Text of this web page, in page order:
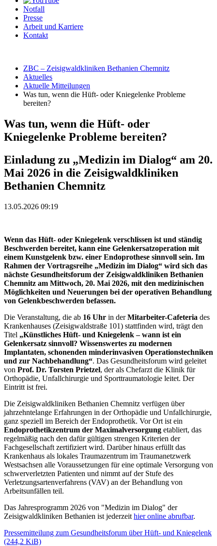
Notfall
Presse
Arbeit und Karriere
Kontakt
ZBC – Zeisigwaldkliniken Bethanien Chemnitz
Aktuelles
Aktuelle Mitteilungen
Was tun, wenn die Hüft- oder Kniegelenke Probleme
bereiten?
Was tun, wenn die Hüft- oder
Kniegelenke Probleme bereiten?
Einladung zu „Medizin im Dialog“ am 20.
Mai 2026 in die Zeisigwaldkliniken
Bethanien Chemnitz
13.05.2026 09:19
Wenn das Hüft- oder Kniegelenk verschlissen ist und ständig
Beschwerden bereitet, kann eine Gelenkersatzoperation mit
einem Kunstgelenk bzw. einer Endoprothese sinnvoll sein. Im
Rahmen der Vortragsreihe „Medizin im Dialog“ wird sich das
nächste Gesundheitsforum der Zeisigwaldkliniken Bethanien
Chemnitz am Mittwoch, 20. Mai 2026, mit den medizinischen
Möglichkeiten und Neuerungen bei der operativen Behandlung
von Gelenkbeschwerden befassen.
Die Veranstaltung, die ab 16 Uhr in derMitarbeiter-Cafeteria des
Krankenhauses (Zeisigwaldstraße 101) stattfinden wird, trägt den
Titel „Künstliches Hüft- und Kniegelenk – wann ist ein
Gelenkersatz sinnvoll? Wissenswertes zu modernen
Implantaten, schonenden minderinvasiven Operationstechniken
und zur Nachbehandlung“. Das Gesundheitsforum wird geleitet
von Prof. Dr. Torsten Prietzel, der als Chefarzt die Klinik für
Orthopädie, Unfallchirurgie und Sporttraumatologie leitet. Der
Eintritt ist frei.
Die Zeisigwaldkliniken Bethanien Chemnitz verfügen über
jahrzehntelange Erfahrungen in der Orthopädie und Unfallchirurgie,
ganz speziell im Bereich der Endoprothetik. Vor Ort ist ein
Endoprothetikzentrum der Maximalversorgung etabliert, das
regelmäßig nach den dafür gültigen strengen Kriterien der
Fachgesellschaft zertifiziert wird. Darüber hinaus erfüllt das
Krankenhaus als lokales Traumazentrum im Traumanetzwerk
Westsachsen alle Voraussetzungen für eine optimale Versorgung von
schwerverletzten Patienten und nimmt auf der Stufe des
Verletzungsartenverfahrens (VAV) an der Behandlung von
Arbeitsunfällen teil.
Das Jahresprogramm 2026 von "Medizin im Dialog" der
Zeisigwaldkliniken Bethanien ist jederzeit hier online abrufbar.
Pressemitteilung zum Gesundheitsforum über Hüft- und Kniegelenk
(244,2 KiB)